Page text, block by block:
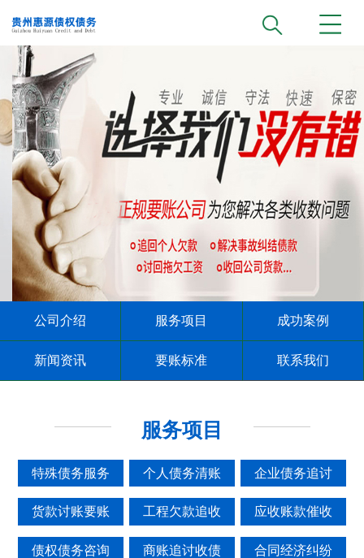
公司介绍 服务项目 成功案例
新闻资讯 要账标准 联系我们
服务项目
特殊债务服务 个人债务清账 企业债务追讨
货款讨账要账 工程欠款追收 应收账款催收
债权债务咨询 商账追讨收债 合同经济纠纷